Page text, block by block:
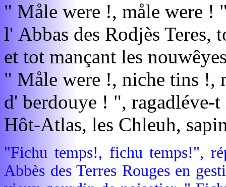
" Måle were !, måle were !
l' Abbas des Rodjès Teres,
et tot mançant les
" Måle were !, niche tins !,
d' berdouye ! ", ragadléve-
Hôt-Atlas, les Chleuh,
"Fichu temps!, fichu temps!",
Abbès des Terres Rouges en